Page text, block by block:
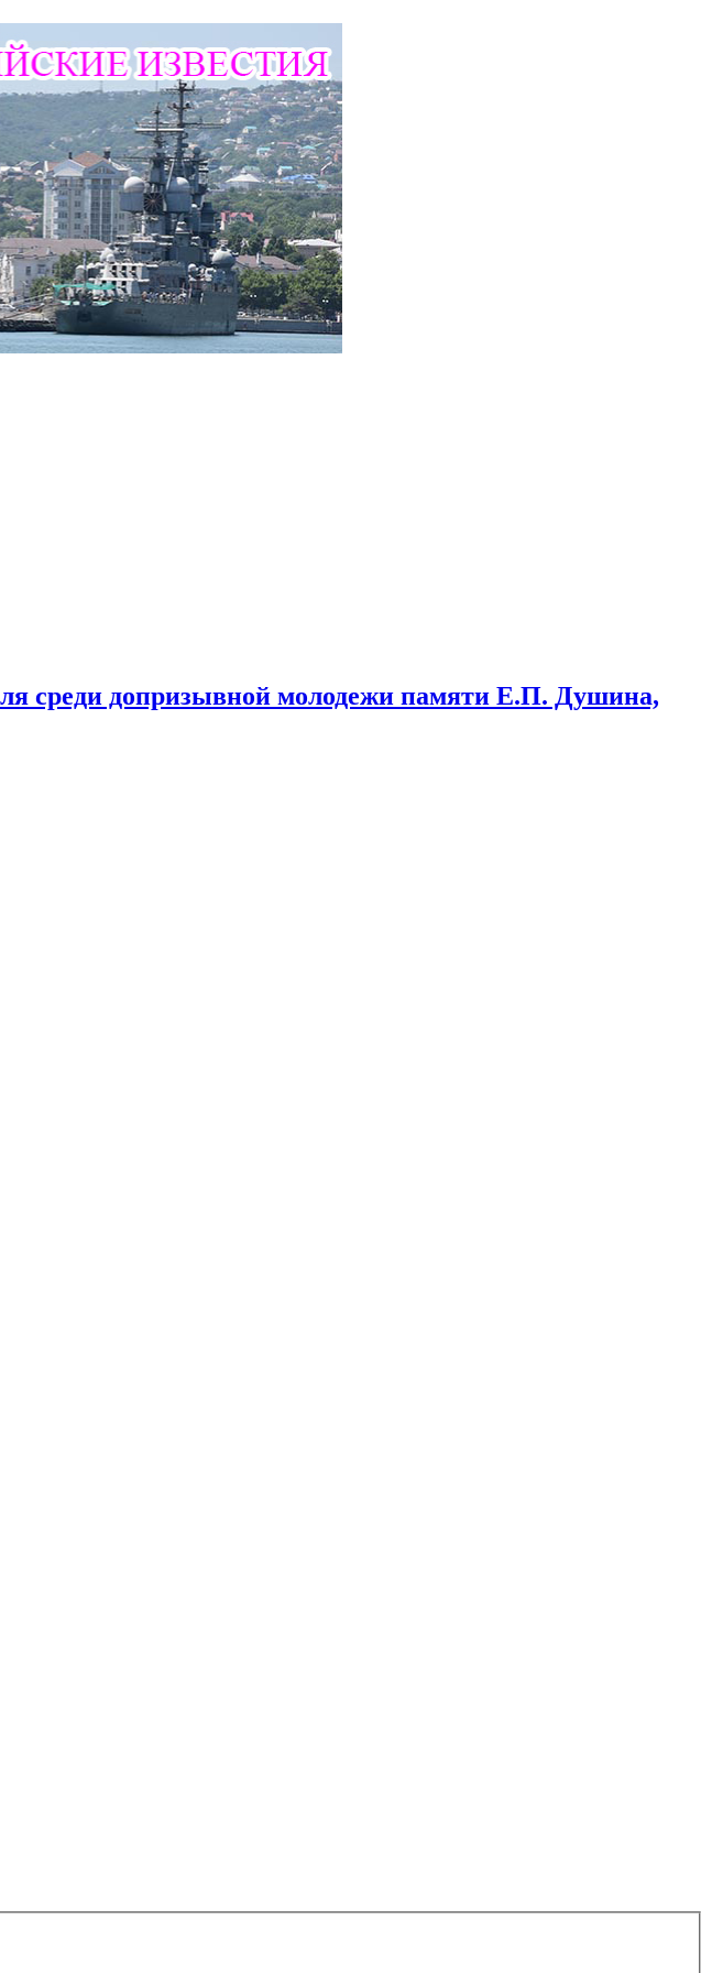
среди допризывной молодежи памяти Е.П. Душина,